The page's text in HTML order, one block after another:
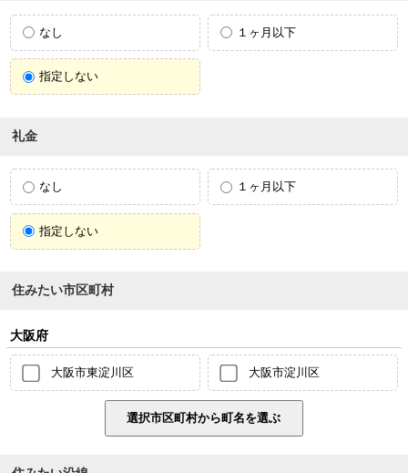
なし １ヶ月以下
指定しない
礼金
なし １ヶ月以下
指定しない
住みたい市区町村
大阪府
大阪市東淀川区 大阪市淀川区